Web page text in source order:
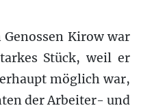
Kirow war
Stück, weil er
möglich war,
der Arbeiter- und